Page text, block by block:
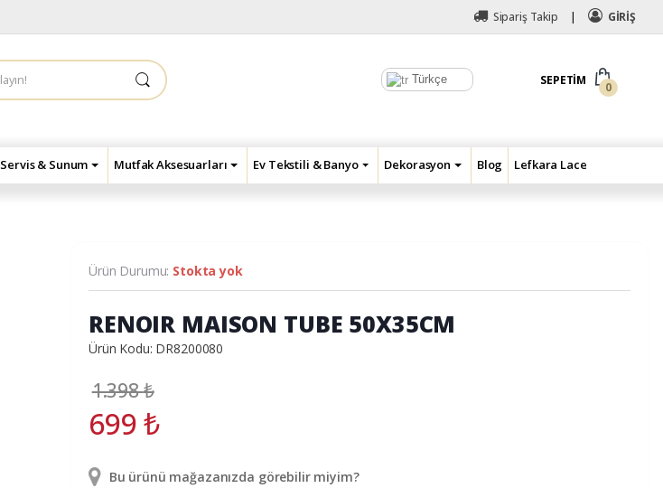
Sipariş Takip GİRİŞ
Türkçe SEPETIM
0
Servis & Sunum Mutfak Aksesuarları Ev Tekstili & Banyo Dekorasyon Blog Lefkara Lace
Ürün Durumu: Stokta yok
RENOIR MAISON TUBE 50X35CM
Ürün Kodu: DR8200080
1.398₺
699₺
Bu ürünü mağazanızda görebilir miyim?